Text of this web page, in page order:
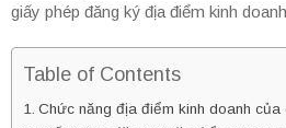
giấy phép đăng ký địa điểm kinh
Table of Contents
Chức năng địa điểm kinh doanh của